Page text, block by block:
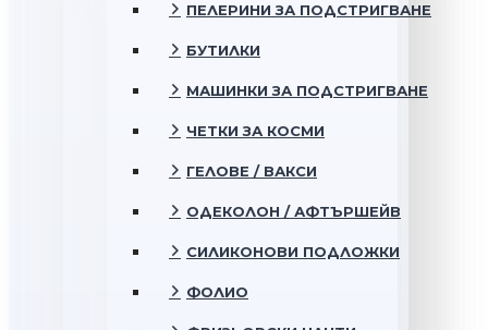
ПЕЛЕРИНИ ЗА ПОДСТРИГВАНЕ
БУТИЛКИ
МАШИНКИ ЗА ПОДСТРИГВАНЕ
ЧЕТКИ ЗА КОСМИ
ГЕЛОВЕ / ВАКСИ
ОДЕКОЛОН / АФТЪРШЕЙВ
СИЛИКОНОВИ ПОДЛОЖКИ
ФОЛИО